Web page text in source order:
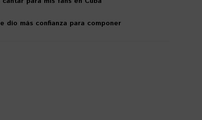
dio más confianza para componer